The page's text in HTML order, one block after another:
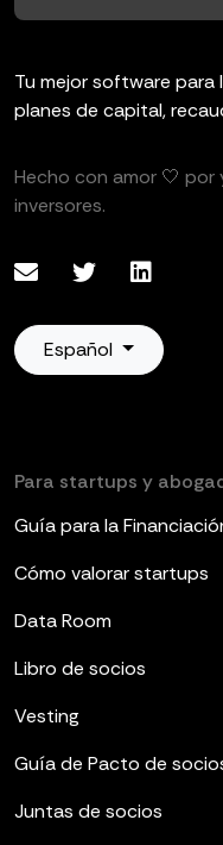
Tu mejor software
planes de capital,
Hecho con amor 🤍
inversores.
Español
Para startups y
Guía para la
Cómo valorar startups
Data Room
Libro de socios
Vesting
Guía de Pacto de
Juntas de socios